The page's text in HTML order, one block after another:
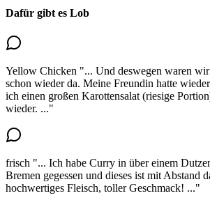
Dafür gibt es Lob
Yellow Chicken "... Und deswegen waren
schon wieder da. Meine Freundin hatte wieder
ich einen großen Karottensalat (riesige
wieder. ..."
frisch "... Ich habe Curry in über einem
Bremen gegessen und dieses ist mit Abstand
hochwertiges Fleisch, toller Geschmack! ..."